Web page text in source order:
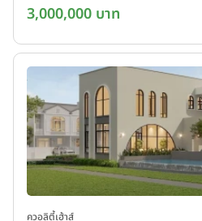
3,000,000 บาท
ควอลิตี้เฮ้าส์